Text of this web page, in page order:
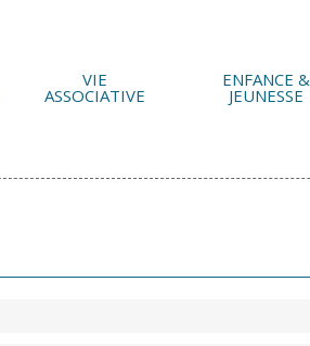
VIE
ASSOCIATIVE
ENFANCE &
JEUNESSE